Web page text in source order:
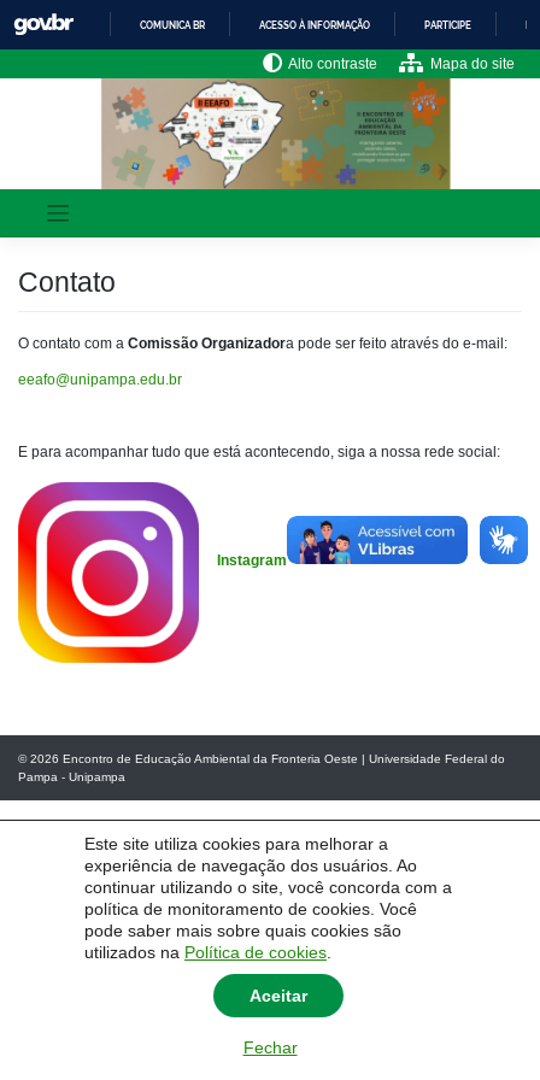
Este site utiliza cookies para melhorar a
experiência de navegação dos usuários. Ao
continuar utilizando o site, você concorda com a
política de monitoramento de cookies. Você
pode saber mais sobre quais cookies são
utilizados na Política de cookies
Aceitar
Fechar
content
IR
PARA
CONTEÚDO
COMUNICA BR ACESSO À INFORMAÇÃO PARTICIPE
Alto contraste Mapa do site
Contato
O contato com a Comissão Organizadora pode ser feito através do e-mail:
eeafo@unipampa.edu.br
E para acompanhar tudo que está acontecendo, siga a nossa rede social:
Instagram
© 2026 Encontro de Educação Ambiental da Fronteria Oeste | Universidade Federal do
Pampa - Unipampa